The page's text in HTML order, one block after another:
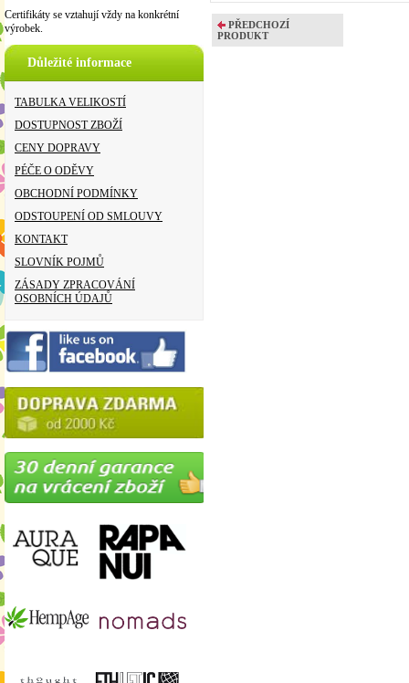
Certifikáty se vztahují vždy na konkrétní
výrobek.
Důležité informace
TABULKA VELIKOSTÍ
DOSTUPNOST ZBOŽÍ
CENY DOPRAVY
PÉČE O ODĚVY
OBCHODNÍ PODMÍNKY
ODSTOUPENÍ OD SMLOUVY
KONTAKT
SLOVNÍK POJMŮ
ZÁSADY ZPRACOVÁNÍ
OSOBNÍCH ÚDAJŮ
PŘEDCHOZÍ
PRODUKT